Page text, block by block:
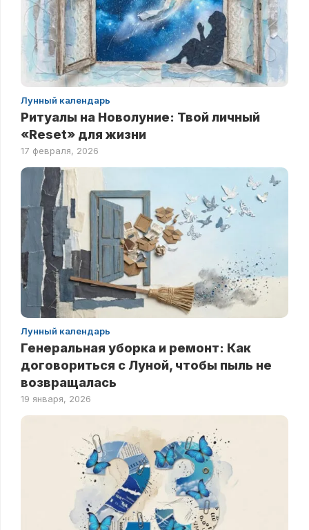
Лунный календарь
Ритуалы на Новолуние: Твой личный
«Reset» для жизни
17 февраля, 2026
Лунный календарь
Генеральная уборка и ремонт: Как
договориться с Луной, чтобы пыль не
возвращалась
19 января, 2026